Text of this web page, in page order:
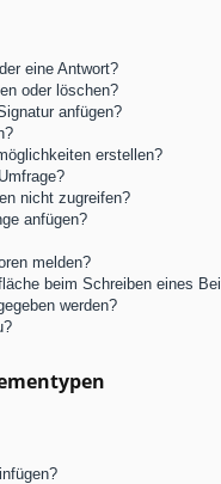
eine Antwort?
oder löschen?
anfügen?
erstellen?
nicht zugreifen?
anfügen?
melden?
beim Schreiben eines
werden?